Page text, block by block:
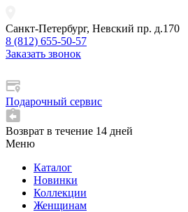
Санкт-Петербург, Невский пр. д.170
8 (812) 655-50-57
Заказать звонок
Подарочный сервис
Возврат в течение 14 дней
Меню
Каталог
Новинки
Коллекции
Женщинам